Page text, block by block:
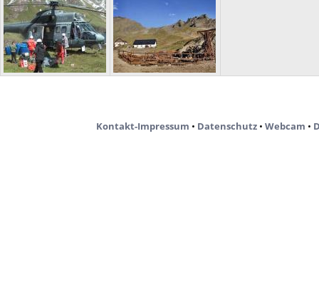
Kontakt-Impressum • Datenschutz• Webcam •